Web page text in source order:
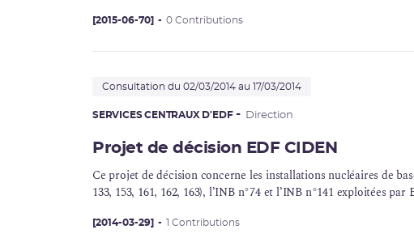
[2015-06-70] 0 Contributions
Consultation du 02/03/2014 au 17/03/2014
SERVICES CENTRAUX D'EDF Direction
Projet de décision EDF CIDEN
Ce projet de décision concerne les installations nucléaires de
133, 153, 161, 162, 163), l’INB n°74 et l’INB n°141 exploitées par
[2014-03-29] 1 Contributions